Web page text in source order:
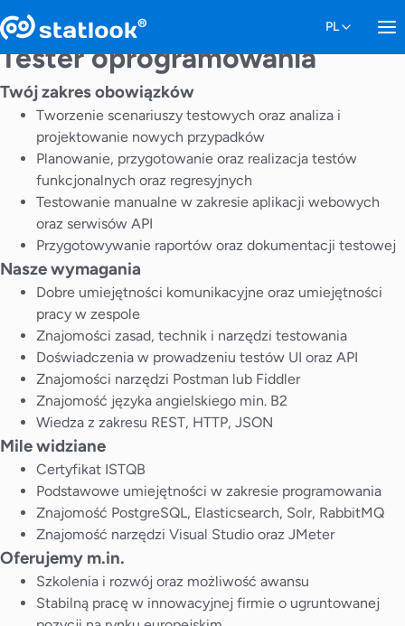
Tester oprogramowania
Twój zakres obowiązków
Tworzenie scenariuszy testowych oraz analiza i
projektowanie nowych przypadków
Planowanie, przygotowanie oraz realizacja testów
funkcjonalnych oraz regresyjnych
Testowanie manualne w zakresie aplikacji webowych
oraz serwisów API
Przygotowywanie raportów oraz dokumentacji testowej
Nasze wymagania
Dobre umiejętności komunikacyjne oraz umiejętności
pracy w zespole
Znajomości zasad, technik i narzędzi testowania
Doświadczenia w prowadzeniu testów UI oraz API
Znajomości narzędzi Postman lub Fiddler
Znajomość języka angielskiego min. B2
Wiedza z zakresu REST, HTTP, JSON
Mile widziane
Certyfikat ISTQB
Podstawowe umiejętności w zakresie programowania
Znajomość PostgreSQL, Elasticsearch, Solr, RabbitMQ
Znajomość narzędzi Visual Studio oraz JMeter
Oferujemy m.in.
Szkolenia i rozwój oraz możliwość awansu
Stabilną pracę w innowacyjnej firmie o ugruntowanej